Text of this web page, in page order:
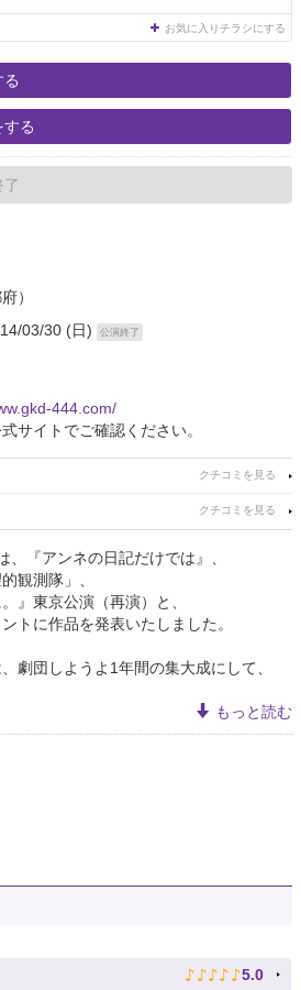
お気に入りチラシにする
る
）
03/30 (日)
公演終了
444.com/
サイトでご確認ください。
『アンネの日記だけでは』、
観測隊」、
』東京公演（再演）と、
トに作品を発表いたしました。
劇団しようよ1年間の集大成にして、
もっと読む
♪ ♪ ♪ ♪ ♪ 5.0